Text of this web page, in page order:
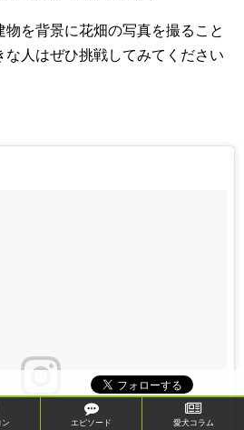
物を背景に花畑の写真を撮ること
な人はぜひ挑戦してみてください
ン エピソード 愛犬コラム